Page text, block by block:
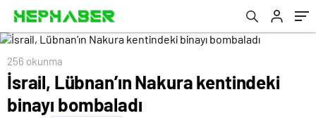
256 okunma
İsrail, Lübnan’ın Nakura kentindeki
binayı bombaladı